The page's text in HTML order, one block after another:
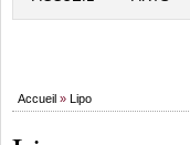
Accueil » Lipo